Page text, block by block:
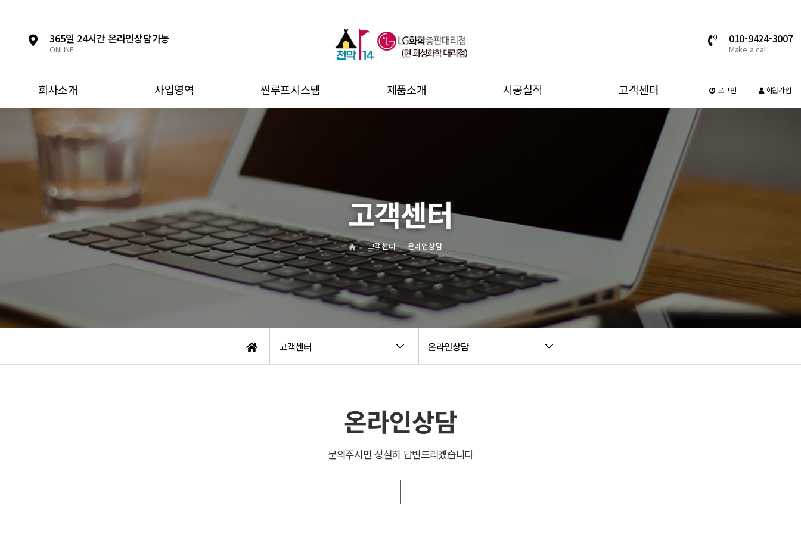
365일 24시간 온라인상담가능
ONLINE
010-9424-3007
Make a call
회사소개 사업영역 썬루프시스템 제품소개 시공실적 고객센터 로그인 회원가입
고객센터 온라인상담
고객센터 온라인상담
고객센터
온라인상담
문의주시면 성실히 답변드리겠습니다